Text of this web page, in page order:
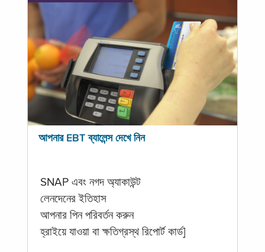
আপনার EBT ব্যালেন্স দেখে নিন
SNAP এবং নগদ অ্যাকাউন্ট
লেনদেনের ইতিহাস
আপনার পিন পরিবর্তন করুন
হ্রাইয়ে যাওয়া বা ক্ষতিগ্রস্থ রিপোর্ট কার্ড]